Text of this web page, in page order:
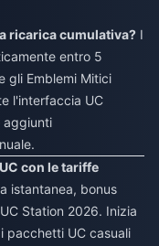
ricarica cumulativa? I
entro 5
gli Emblemi Mitici
l'interfaccia UC
aggiunti
con le tariffe
istantanea, bonus
Station 2026. Inizia
pacchetti UC casuali